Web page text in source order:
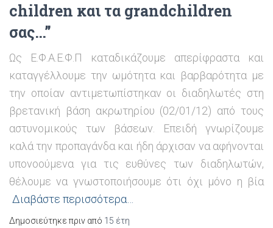
children και τα grandchildren
σας…”
Ως Ε.Φ.Α.Ε.Φ.Π καταδικάζουμε απερίφραστα και
καταγγέλλουμε την ωμότητα και βαρβαρότητα με
την οποίαν αντιμετωπίστηκαν οι διαδηλωτές στη
βρετανική βάση ακρωτηρίου (02/01/12) από τους
αστυνομικούς των βάσεων. Επειδή γνωρίζουμε
καλά την προπαγάνδα και ήδη άρχισαν να αφήνονται
υπονοούμενα για τις ευθύνες των διαδηλωτών,
θέλουμε να γνωστοποιήσουμε ότι όχι μόνο η βία
Διαβάστε περισσότερα…
Δημοσιεύτηκε πριν από 15 έτη